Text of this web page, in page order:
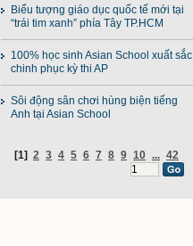
Biểu tượng giáo dục quốc tế mới tại
“trái tim xanh” phía Tây TP.HCM
100% học sinh Asian School xuất sắc
chinh phục kỳ thi AP
Sôi động sân chơi hùng biện tiếng
Anh tại Asian School
[1] 2 3 4 5 6 7 8 9 10 ... 42